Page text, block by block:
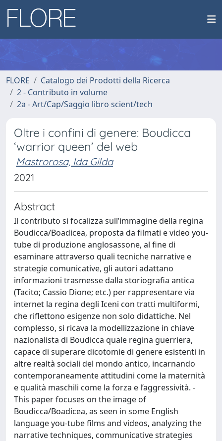
FLORE
Catalogo dei Prodotti della Ricerca
2 - Contributo in volume
2a - Art/Cap/Saggio libro scient/tech
Oltre i confini di genere: Boudicca
‘warrior queen’ del web
Mastrorosa, Ida Gilda
2021
Abstract
Il contributo si focalizza sull’immagine della regina
Boudicca/Boadicea, proposta da filmati e video you-
tube di produzione anglosassone, al fine di
esaminare attraverso quali tecniche narrative e
strategie comunicative, gli autori adattano
informazioni trasmesse dalla storiografia antica
(Tacito; Cassio Dione; etc.) per rappresentare via
internet la regina degli Iceni con tratti multiformi,
che riflettono esigenze non solo didattiche. Nel
complesso, si ricava la modellizzazione in chiave
nazionalista di Boudicca quale regina guerriera,
capace di superare dicotomie di genere esistenti in
altre realtà sociali del mondo antico, incarnando
contemporaneamente attitudini come la maternità
e qualità maschili come la forza e l’aggressività. -
This paper focuses on the image of
Boudicca/Boadicea, as seen in some English
language you-tube films and videos, analyzing the
narrative techniques, communicative strategies